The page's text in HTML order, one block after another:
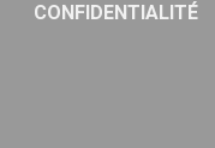
CONFIDENTIALITÉ